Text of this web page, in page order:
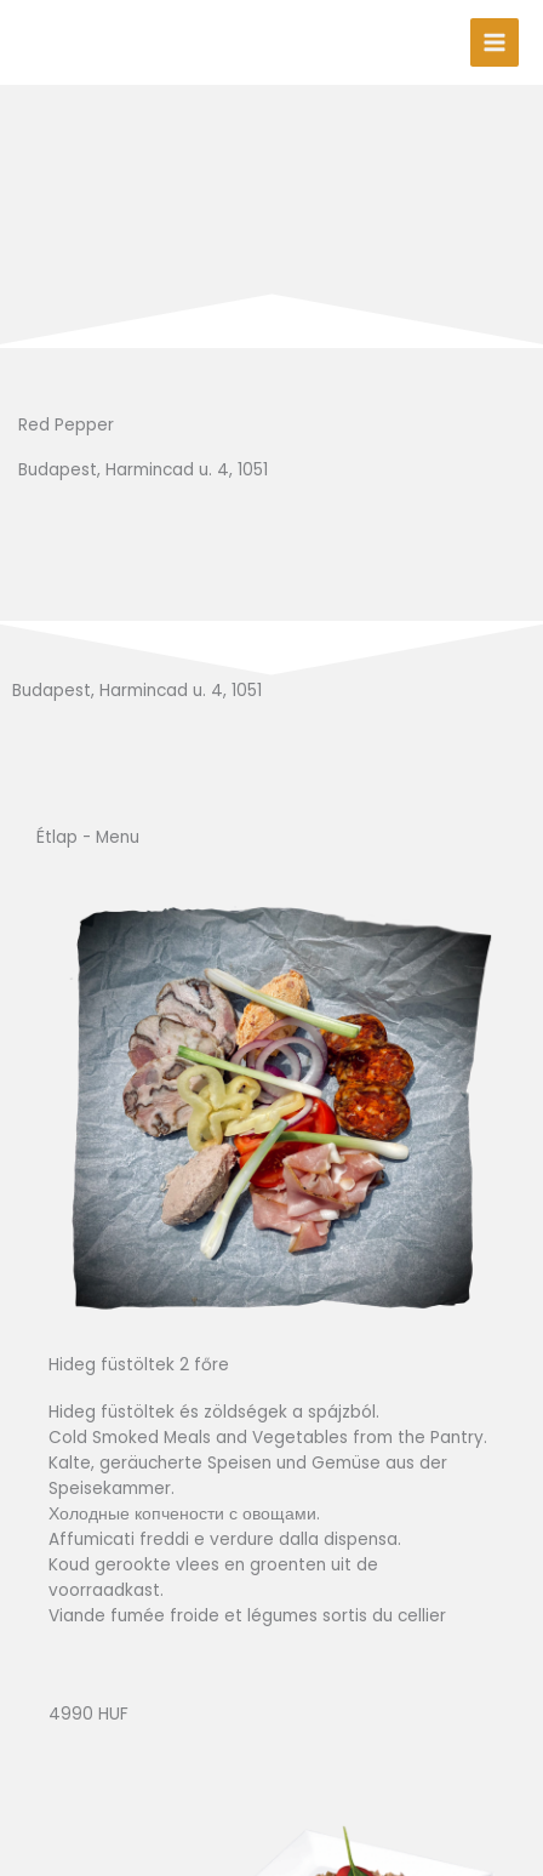
Red Pepper
Budapest, Harmincad u. 4, 1051
Budapest, Harmincad u. 4, 1051
Étlap - Menu
Hideg füstöltek 2 főre
Hideg füstöltek és zöldségek a spájzból.
Cold Smoked Meals and Vegetables from the Pantry.
Kalte, geräucherte Speisen und Gemüse aus der
Speisekammer.
Холодные копчености с овощами.
Affumicati freddi e verdure dalla dispensa.
Koud gerookte vlees en groenten uit de
voorraadkast.
Viande fumée froide et légumes sortis du cellier
4990 HUF